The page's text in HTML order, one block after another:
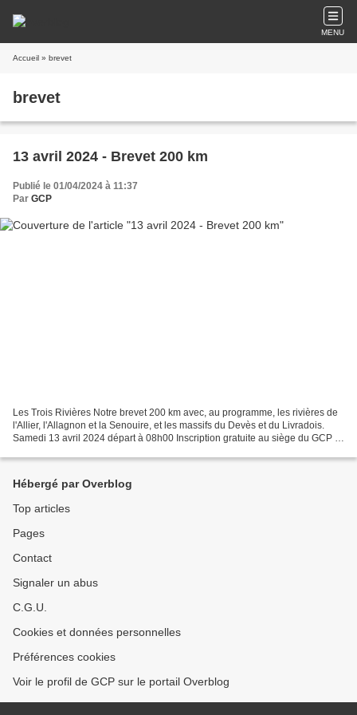
MENU
Accueil » brevet
brevet
13 avril 2024 - Brevet 200 km
Publié le 01/04/2024 à 11:37
Par GCP
Les Trois Rivières Notre brevet 200 km avec, au programme, les rivières de
l'Allier, l'Allagnon et la Senouire, et les massifs du Devès et du Livradois.
Samedi 13 avril 2024 départ à 08h00 Inscription gratuite au siège du GCP à
Hébergé par Overblog
Top articles
Pages
Contact
Signaler un abus
C.G.U.
Cookies et données personnelles
Préférences cookies
Voir le profil de GCP sur le portail Overblog